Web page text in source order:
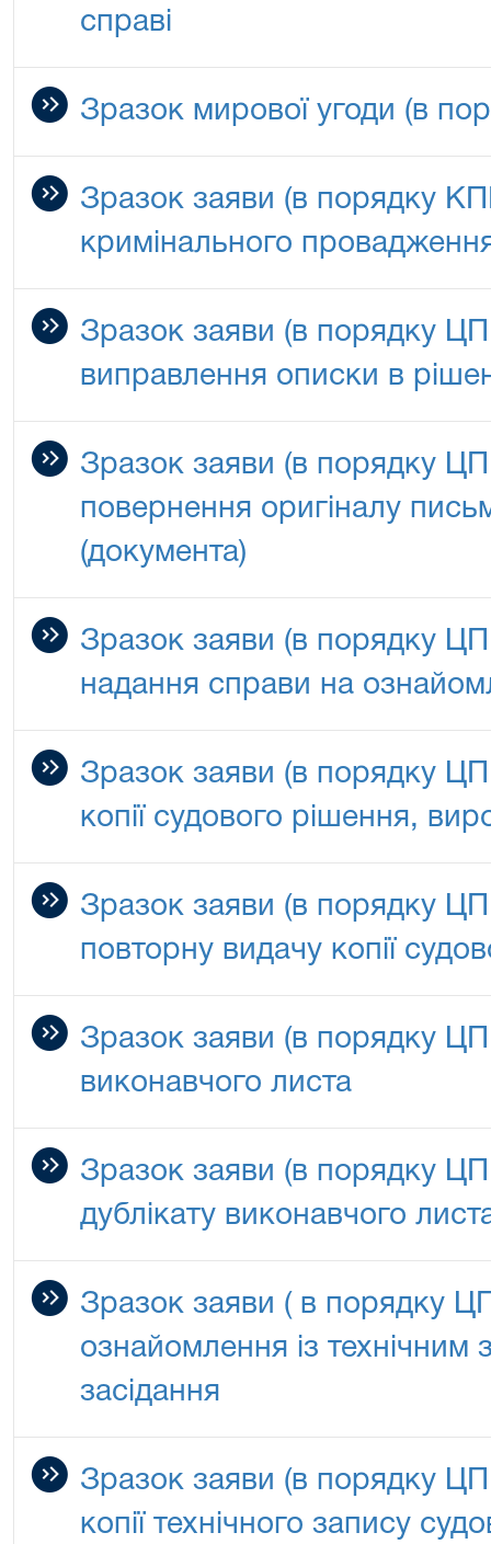
справі
Зразок мирової угоди (в
Зразок заяви (в порядку
кримінального
Зразок заяви (в порядку
виправлення описки в
Зразок заяви (в порядку
повернення оригіналу
(документа)
Зразок заяви (в порядку
надання справи на
Зразок заяви (в порядку
копії судового рішення,
Зразок заяви (в порядку
повторну видачу копії
Зразок заяви (в порядку
виконавчого листа
Зразок заяви (в порядку
дублікату виконавчого
Зразок заяви ( в порядку
ознайомлення із технічним
засідання
Зразок заяви (в порядку
копії технічного запису